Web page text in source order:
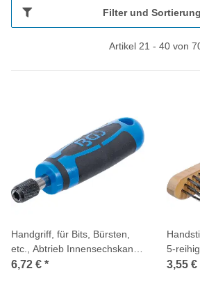
Filter und Sortierung
Artikel 21 - 40 von
Handgriff, für Bits, Bürsten,
etc., Abtrieb Innensechskant
6,3 mm (1/4 Zoll)
6,72 € *
5-
3,55 €